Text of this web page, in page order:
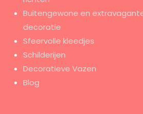
Buitengewone en
decoratie
Sfeervolle kleedjes
Schilderijen
Decoratieve Vazen
Blog